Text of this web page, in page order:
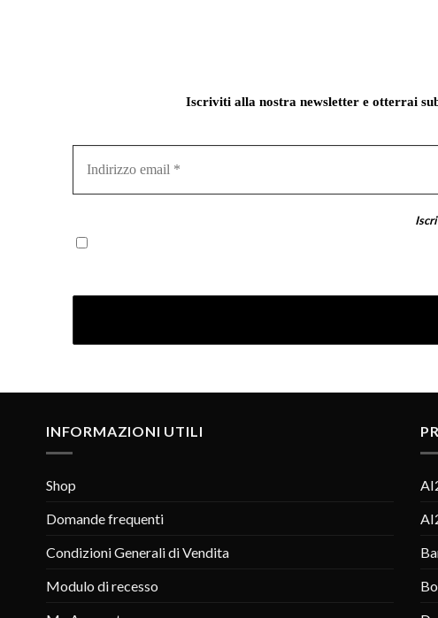
Iscriviti alla nostra newsletter e otterrai
email
INFORMAZIONI UTILI
Shop
Domande frequenti
Condizioni Generali di Vendita
Modulo di recesso